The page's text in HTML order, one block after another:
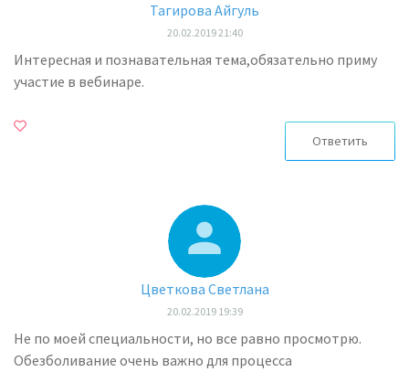
Тагирова Айгуль
20.02.2019 21:40
Интересная и познавательная тема,обязательно приму
участие в вебинаре.
Ответить
Цветкова Светлана
20.02.2019 19:39
Не по моей специальности, но все равно просмотрю.
Обезболивание очень важно для процесса